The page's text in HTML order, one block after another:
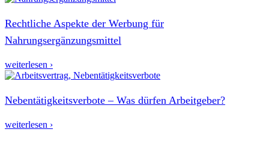
Rechtliche Aspekte der Werbung für
Nahrungsergänzungsmittel
weiterlesen ›
Nebentätigkeitsverbote – Was dürfen Arbeitgeber?
weiterlesen ›